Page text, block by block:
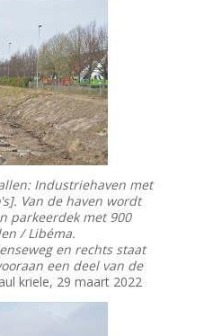
Industriehaven met
Van de haven wordt
parkeerdek met 900
/ Libéma.
en rechts staat
een deel van de
kriele, 29 maart 2022